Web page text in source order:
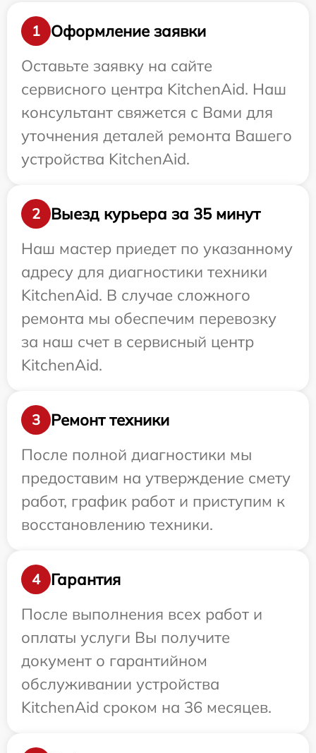
1
Оформление заявки
Оставьте заявку на сайте
сервисного центра KitchenAid. Наш
консультант свяжется с Вами для
уточнения деталей ремонта Вашего
устройства KitchenAid.
2
Выезд курьера за 35 минут
Наш мастер приедет по указанному
адресу для диагностики техники
KitchenAid. В случае сложного
ремонта мы обеспечим перевозку
за наш счет в сервисный центр
KitchenAid.
3
Ремонт техники
После полной диагностики мы
предоставим на утверждение смету
работ, график работ и приступим к
восстановлению техники.
4
Гарантия
После выполнения всех работ и
оплаты услуги Вы получите
документ о гарантийном
обслуживании устройства
KitchenAid сроком на 36 месяцев.